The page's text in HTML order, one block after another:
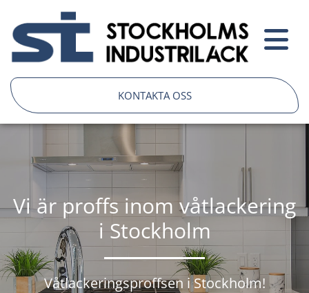
KONTAKTA OSS
Vi är proffs inom våtlackering
i Stockholm
Våtlackeringsproffsen i Stockholm!